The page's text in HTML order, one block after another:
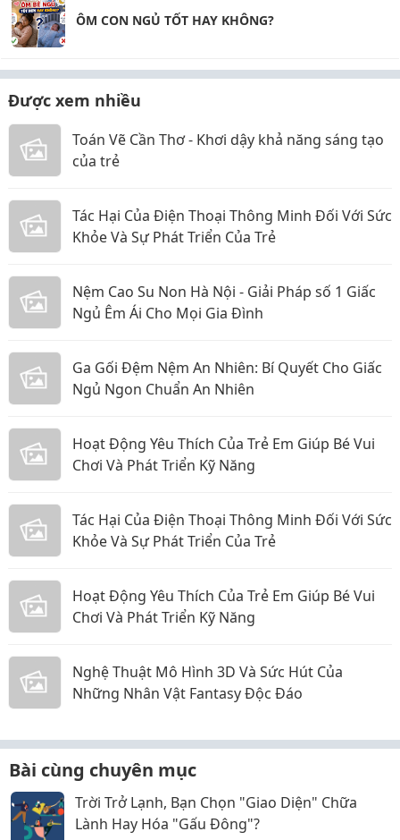
ÔM CON NGỦ TỐT HAY KHÔNG?
Được xem nhiều
Toán Vẽ Cần Thơ - Khơi dậy khả năng sáng tạo
của trẻ
Tác Hại Của Điện Thoại Thông Minh Đối Với Sức
Khỏe Và Sự Phát Triển Của Trẻ
Nệm Cao Su Non Hà Nội - Giải Pháp số 1 Giấc
Ngủ Êm Ái Cho Mọi Gia Đình
Ga Gối Đệm Nệm An Nhiên: Bí Quyết Cho Giấc
Ngủ Ngon Chuẩn An Nhiên
Hoạt Động Yêu Thích Của Trẻ Em Giúp Bé Vui
Chơi Và Phát Triển Kỹ Năng
Tác Hại Của Điện Thoại Thông Minh Đối Với Sức
Khỏe Và Sự Phát Triển Của Trẻ
Hoạt Động Yêu Thích Của Trẻ Em Giúp Bé Vui
Chơi Và Phát Triển Kỹ Năng
Nghệ Thuật Mô Hình 3D Và Sức Hút Của
Những Nhân Vật Fantasy Độc Đáo
Bài cùng chuyên mục
Trời Trở Lạnh, Bạn Chọn "Giao Diện" Chữa
Lành Hay Hóa "Gấu Đông"?